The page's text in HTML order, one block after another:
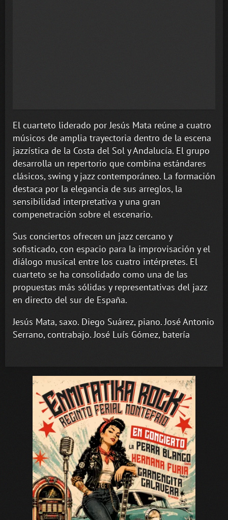
El cuarteto liderado por Jesús Mata reúne a cuatro
músicos de amplia trayectoria dentro de la escena
jazzística de la Costa del Sol y Andalucía. El grupo
desarrolla un repertorio que combina estándares
clásicos, swing y jazz contemporáneo. La formación
destaca por la elegancia de sus arreglos, la
sensibilidad interpretativa y una gran
compenetración sobre el escenario.
Sus conciertos ofrecen un jazz cercano y
sofisticado, con espacio para la improvisación y el
diálogo musical entre los cuatro intérpretes. El
cuarteto se ha consolidado como una de las
propuestas más sólidas y representativas del jazz
en directo del sur de España.
Jesús Mata, saxo. Diego Suárez, piano. José Antonio
Serrano, contrabajo. José Luís Gómez, batería